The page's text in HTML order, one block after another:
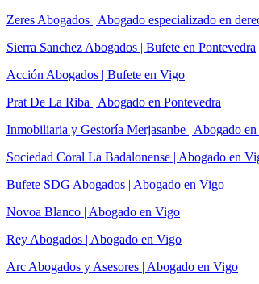
Zeres Abogados | Abogado especializado en
Sierra Sanchez Abogados | Bufete en Pontevedra
Acción Abogados | Bufete en Vigo
Prat De La Riba | Abogado en Pontevedra
Inmobiliaria y Gestoría Merjasanbe | Abogado
Sociedad Coral La Badalonense | Abogado en
Bufete SDG Abogados | Abogado en Vigo
Novoa Blanco | Abogado en Vigo
Rey Abogados | Abogado en Vigo
Arc Abogados y Asesores | Abogado en Vigo